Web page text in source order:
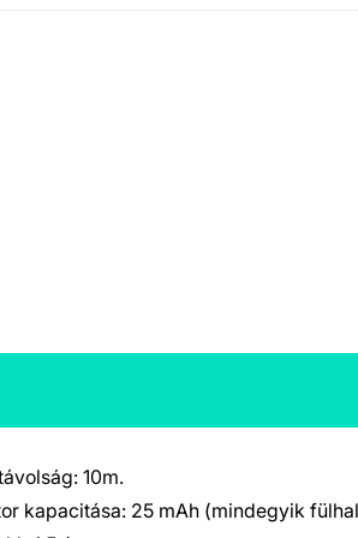
10m.
kapacitása: 25 mAh (mindegyik